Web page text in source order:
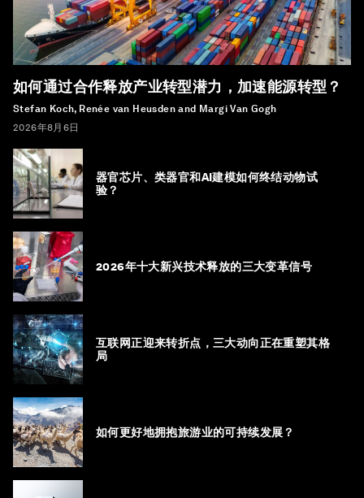
如何通过合作释放产业转型潜力，加速能源转型？
Stefan Koch, Renée van Heusden and Margi Van Gogh
2026年8月6日
器官芯片、类器官和AI建模如何终结动物试
验？
2026年十大新兴技术释放的三大变革信号
互联网正迎来转折点，三大动向正在重塑其格
局
如何更好地拥抱旅游业的可持续发展？